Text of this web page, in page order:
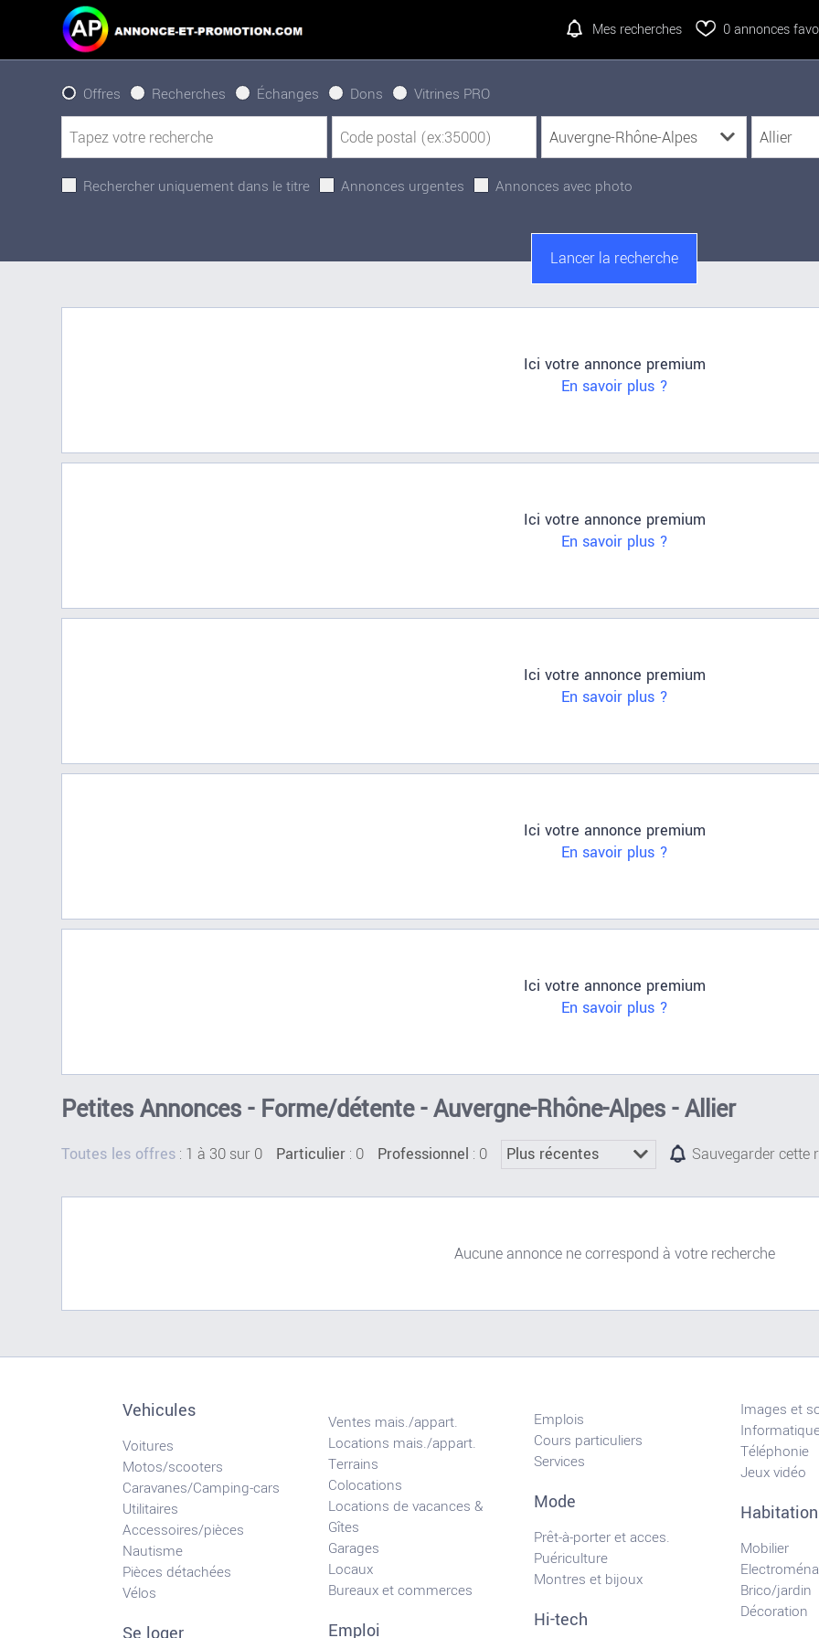
Mes recherches 0annonces
Offres Recherches Échanges Dons Vitrines PRO
Rechercher uniquement dans le titre Annonces urgentes Annonces avec photo
Ici votre annonce premium
En savoir plus ?
Ici votre annonce premium
En savoir plus ?
Ici votre annonce premium
En savoir plus ?
Ici votre annonce premium
En savoir plus ?
Ici votre annonce premium
En savoir plus ?
Petites Annonces - Forme/détente - Auvergne-Rhône-Alpes - Allier
Toutes les offres : 1 à 30 sur 0 Particulier : 0 Professionnel : 0 Sauvegarder cette
Aucune annonce ne correspond à votre recherche
Vehicules
Voitures
Motos/scooters
Caravanes/Camping-cars
Utilitaires
Accessoires/pièces
Nautisme
Pièces détachées
Vélos
Ventes mais./appart.
Locations mais./appart.
Terrains
Colocations
Locations de vacances &
Gîtes
Garages
Locaux
Bureaux et commerces
Emploi
Emplois
Cours particuliers
Services
Mode
Prêt-à-porter et acces.
Puériculture
Montres et bijoux
Hi-tech
Images et
Téléphonie
Jeux vidéo
Habitation
Mobilier
Brico/jardin
Décoration